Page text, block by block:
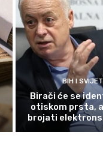
BIH I SVIJET
Birači će se
otiskom prsta,
brojati